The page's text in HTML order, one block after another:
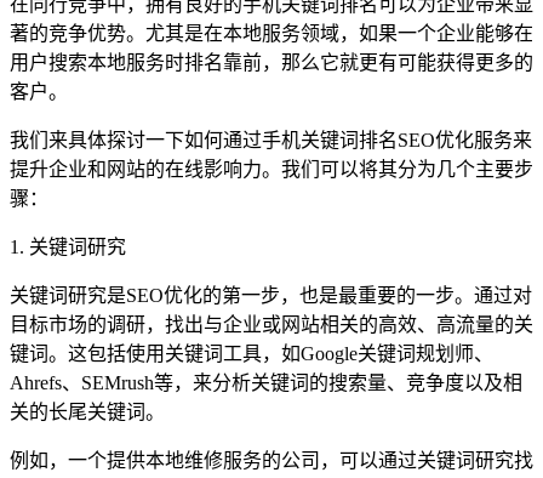
在同行竞争中，拥有良好的手机关键词排名可以为企业带来显
著的竞争优势。尤其是在本地服务领域，如果一个企业能够在
用户搜索本地服务时排名靠前，那么它就更有可能获得更多的
客户。
我们来具体探讨一下如何通过手机关键词排名SEO优化服务来
提升企业和网站的在线影响力。我们可以将其分为几个主要步
骤：
1. 关键词研究
关键词研究是SEO优化的第一步，也是最重要的一步。通过对
目标市场的调研，找出与企业或网站相关的高效、高流量的关
键词。这包括使用关键词工具，如Google关键词规划师、
Ahrefs、SEMrush等，来分析关键词的搜索量、竞争度以及相
关的长尾关键词。
例如，一个提供本地维修服务的公司，可以通过关键词研究找